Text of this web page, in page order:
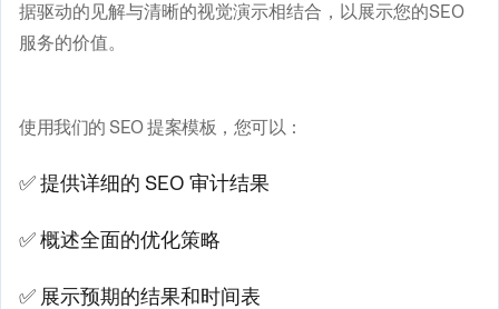
据驱动的见解与清晰的视觉演示相结合，以展示您的SEO
服务的价值。
使用我们的 SEO 提案模板，您可以：
✅ 提供详细的 SEO 审计结果
✅ 概述全面的优化策略
✅ 展示预期的结果和时间表